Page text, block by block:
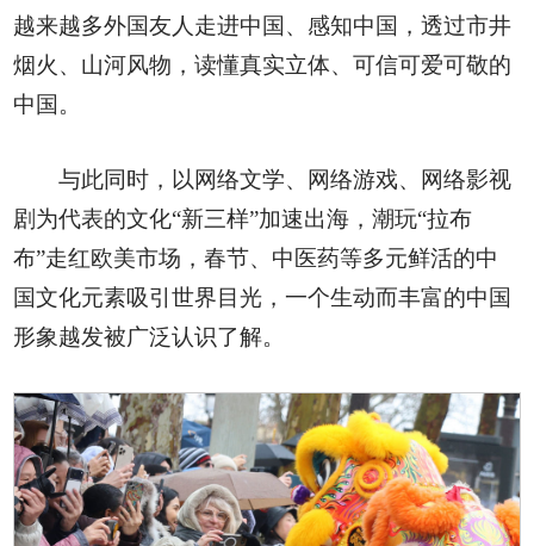
越来越多外国友人走进中国、感知中国，透过市井
烟火、山河风物，读懂真实立体、可信可爱可敬的
中国。
与此同时，以网络文学、网络游戏、网络影视
剧为代表的文化“新三样”加速出海，潮玩“拉布
布”走红欧美市场，春节、中医药等多元鲜活的中
国文化元素吸引世界目光，一个生动而丰富的中国
形象越发被广泛认识了解。